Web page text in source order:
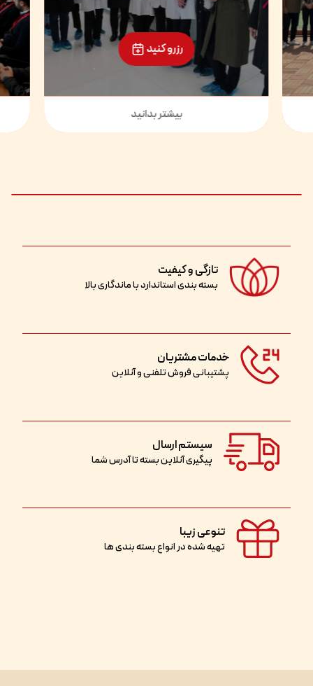
رزرو کنید
بیشتر بدانید
تازگی و کیفیت
بسته بندی استاندارد با ماندگاری بالا
خدمات مشتریان
پشتیبانی فروش تلفنی و آنلاین
سیستم ارسال
پیگیری آنلاین بسته تا آدرس شما
تنوعی زیبا
تهیه شده در انواع بسته بندی ها